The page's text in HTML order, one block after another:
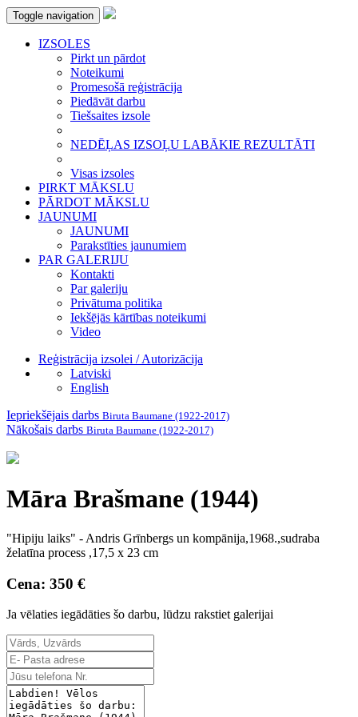
Toggle navigation
IZSOLES
Pirkt un pārdot
Noteikumi
Promesošā reģistrācija
Piedāvāt darbu
Tiešsaites izsole
NEDĒĻAS IZSOĻU LABĀKIE REZULTĀTI
Visas izsoles
PIRKT MĀKSLU
PĀRDOT MĀKSLU
JAUNUMI
JAUNUMI
Parakstīties jaunumiem
PAR GALERIJU
Kontakti
Par galeriju
Privātuma politika
Iekšējās kārtības noteikumi
Video
Reģistrācija izsolei / Autorizācija
Latviski
English
Iepriekšējais darbs Biruta Baumane (1922-2017)
Nākošais darbs Biruta Baumane (1922-2017)
Māra Brašmane (1944)
"Hipiju laiks" - Andris Grīnbergs un kompānija,1968.,sudraba
želatīna process ,17,5 x 23 cm
Cena: 350 €
Ja vēlaties iegādāties šo darbu, lūdzu rakstiet galerijai